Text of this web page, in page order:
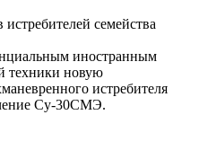
семейства
иностранным
техники новую
истребителя
Су-30СМЭ.